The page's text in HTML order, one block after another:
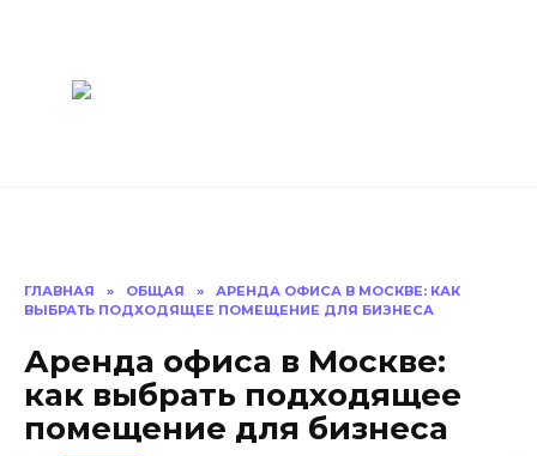
ГЛАВНАЯ » ОБЩАЯ »
АРЕНДА ОФИСА В МОСКВЕ: КАК
ВЫБРАТЬ ПОДХОДЯЩЕЕ ПОМЕЩЕНИЕ ДЛЯ БИЗНЕСА
Аренда офиса в Москве:
как выбрать подходящее
помещение для бизнеса